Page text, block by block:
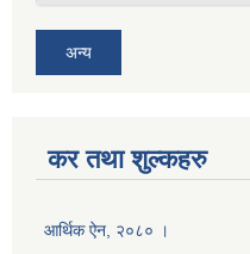
अन्य
कर तथा शुल्कहरु
आर्थिक ऐन, २०८० ।